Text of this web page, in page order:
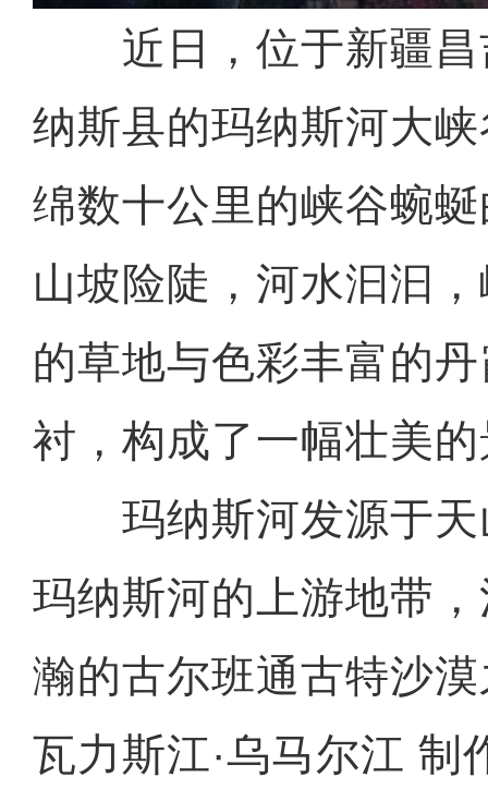
近日，位于新疆昌
纳斯县的玛纳斯河大
绵数十公里的峡谷蜿
山坡险陡，河水汩汩
的草地与色彩丰富的
衬，构成了一幅壮美
玛纳斯河发源于天
玛纳斯河的上游地带
瀚的古尔班通古特沙
瓦力斯江·乌马尔江 制